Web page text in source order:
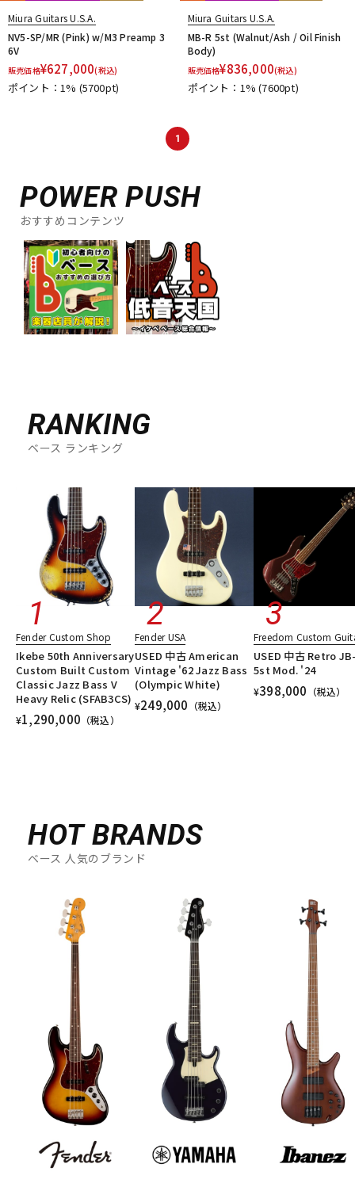
アンプ エフェクター
DJ機器 DTM
配信/ライブ機器
中古
Miura Guitars U.S.A.
NV5-SP/MR (Pink) w/M3 Preamp 3
6V
販売価格¥627,000(税込)
ポイント：1% (5700pt)
Miura Guitars U.S.A.
MB-R 5st (Walnut/Ash / Oil Finish
Body)
販売価格¥836,000(税込)
ポイント：1%(7600pt)
1
POWER PUSH
おすすめコンテンツ
RANKING
ベース ランキング
Fender Custom Shop
Ikebe 50th Anniversary
Custom Built Custom
Classic Jazz Bass V
Heavy Relic (SFAB3CS)
¥1,290,000 （税込）
Fender USA
USED 中古 American
Vintage '62 Jazz Bass
(Olympic White)
¥249,000 （税込）
Freedom Custom
USED 中古 Retro
5st Mod. '24
¥398,000 （税込）
HOT BRANDS
ベース 人気のブランド